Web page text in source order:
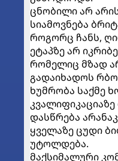
ცნობილი არ
სიამოვნება
როგორც ჩანს,
ეტაპზე არ
რომელიც მზად
გადაიხადოს
ხუმრობა საქმე
დასწრება
ყველაზე ცუდი
უტოლდება.
მაქსიმალური